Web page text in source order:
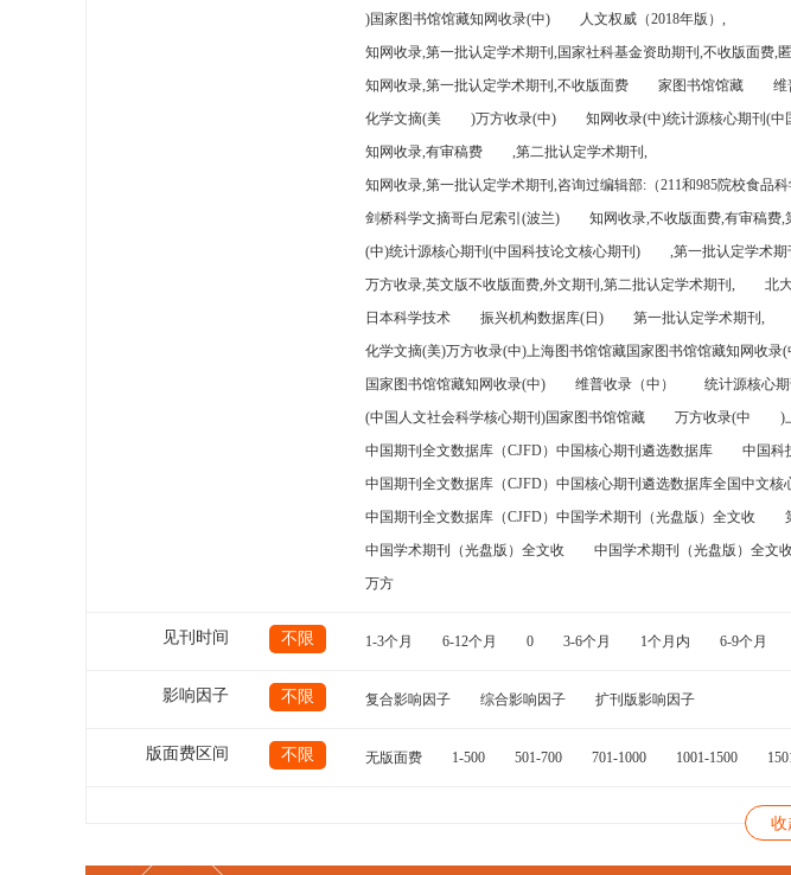
)国家图书馆馆藏知网收录(中)
人文权威（2018年版）,
知网收录,第一批认定学术期刊,国家社科基金资助期刊,不收版面费,
知网收录,第一批认定学术期刊,不收版面费
家图书馆馆藏 维
化学文摘(美
)万方收录(中) 知网收录(中)统计源核心期刊(中
知网收录,有审稿费
,第二批认定学术期刊,
知网收录,第一批认定学术期刊,咨询过编辑部:（211和985院校食品
剑桥科学文摘哥白尼索引(波兰)
知网收录,不收版面费,有审稿费,
(中)统计源核心期刊(中国科技论文核心期刊)
,第一批认定学术期
万方收录,英文版不收版面费,外文期刊,第二批认定学术期刊,
北
日本科学技术
振兴机构数据库(日) 第一批认定学术期刊,
化学文摘(美)万方收录(中)上海图书馆馆藏国家图书馆馆藏知网收录
国家图书馆馆藏知网收录(中)
维普收录（中） 统计源核心期
(中国人文社会科学核心期刊)国家图书馆馆藏
万方收录(中 )
中国期刊全文数据库（CJFD）中国核心期刊遴选数据库
中国科
中国期刊全文数据库（CJFD）中国核心期刊遴选数据库全国中文核
中国期刊全文数据库（CJFD）中国学术期刊（光盘版）全文收
中国学术期刊（光盘版）全文收
中国学术期刊（光盘版）全文
万方
见刊时间 不限 1-3个月 6-12个月 0 3-6个月 1个月内 6-9个月
影响因子 不限 复合影响因子 综合影响因子 扩刊版影响因子
版面费区间 不限 无版面费 1-500 501-700 701-1000 1001-1500
收